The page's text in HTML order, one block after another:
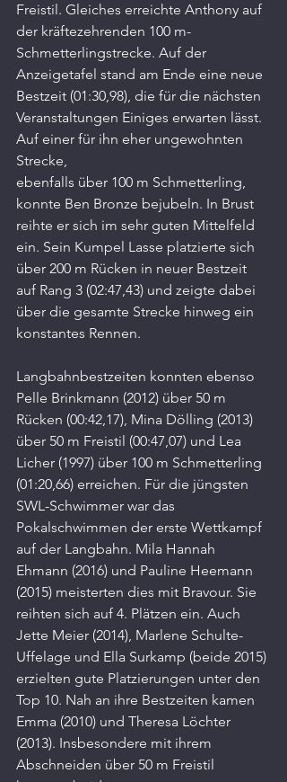
Freistil. Gleiches erreichte Anthony auf
der kräftezehrenden 100 m-
Schmetterlingstrecke. Auf der
Anzeigetafel stand am Ende eine neue
Bestzeit (01:30,98), die für die nächsten
Veranstaltungen Einiges erwarten lässt.
Auf einer für ihn eher ungewohnten
Strecke,
ebenfalls über 100 m Schmetterling,
konnte Ben Bronze bejubeln. In Brust
reihte er sich im sehr guten Mittelfeld
ein. Sein Kumpel Lasse platzierte sich
über 200 m Rücken in neuer Bestzeit
auf Rang 3 (02:47,43) und zeigte dabei
über die gesamte Strecke hinweg ein
konstantes Rennen.
Langbahnbestzeiten konnten ebenso
Pelle Brinkmann (2012) über 50 m
Rücken (00:42,17), Mina Dölling (2013)
über 50 m Freistil (00:47,07) und Lea
Licher (1997) über 100 m Schmetterling
(01:20,66) erreichen. Für die jüngsten
SWL-Schwimmer war das
Pokalschwimmen der erste Wettkampf
auf der Langbahn. Mila Hannah
Ehmann (2016) und Pauline Heemann
(2015) meisterten dies mit Bravour. Sie
reihten sich auf 4. Plätzen ein. Auch
Jette Meier (2014), Marlene Schulte-
Uffelage und Ella Surkamp (beide 2015)
erzielten gute Platzierungen unter den
Top 10. Nah an ihre Bestzeiten kamen
Emma (2010) und Theresa Löchter
(2013). Insbesondere mit ihrem
Abschneiden über 50 m Freistil